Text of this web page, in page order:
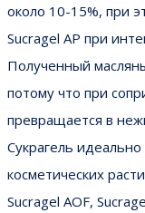
около 10-15%, при
Sucragel AP при
Полученный
потому что при
превращается в
Сукрагель
косметических
Sucragel AOF,